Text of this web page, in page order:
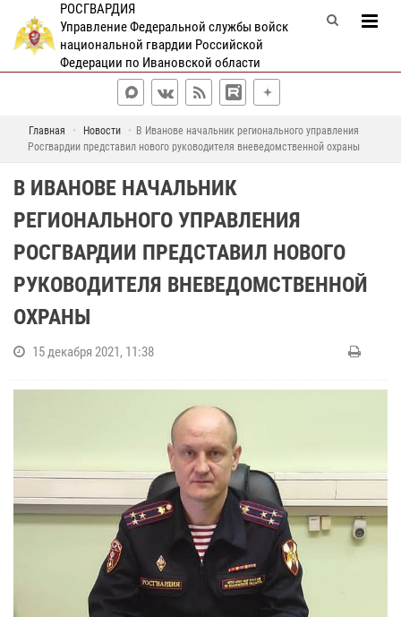
РОСГВАРДИЯ
Управление Федеральной службы войск
национальной гвардии Российской
Федерации по Ивановской области
Главная Новости
В Иванове начальник регионального управления
Росгвардии представил нового руководителя вневедомственной охраны
В ИВАНОВЕ НАЧАЛЬНИК
РЕГИОНАЛЬНОГО УПРАВЛЕНИЯ
РОСГВАРДИИ ПРЕДСТАВИЛ НОВОГО
РУКОВОДИТЕЛЯ ВНЕВЕДОМСТВЕННОЙ
ОХРАНЫ
15 декабря 2021, 11:38